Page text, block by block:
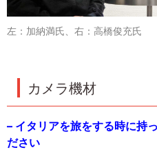
左：加納満氏、右：高橋俊充氏
カメラ機材
– イタリアを旅をする時に持
ださい